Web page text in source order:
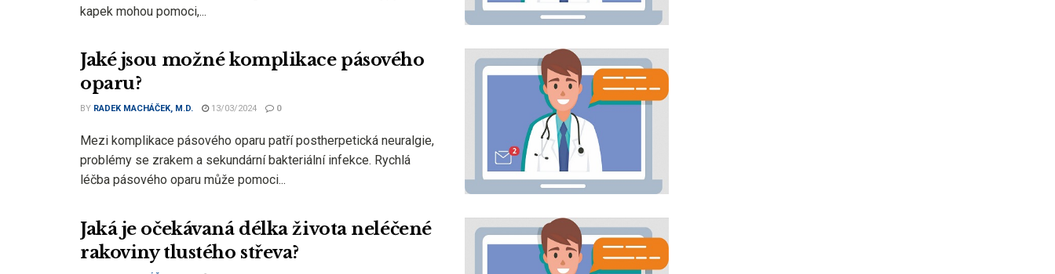
kapek mohou pomoci,...
Jaké jsou možné komplikace pásového
oparu?
BY RADEK MACHÁČEK, M.D. 13/03/2024 0
Mezi komplikace pásového oparu patří postherpetická neuralgie,
problémy se zrakem a sekundární bakteriální infekce. Rychlá
léčba pásového oparu může pomoci...
Jaká je očekávaná délka života neléčené
rakoviny tlustého střeva?